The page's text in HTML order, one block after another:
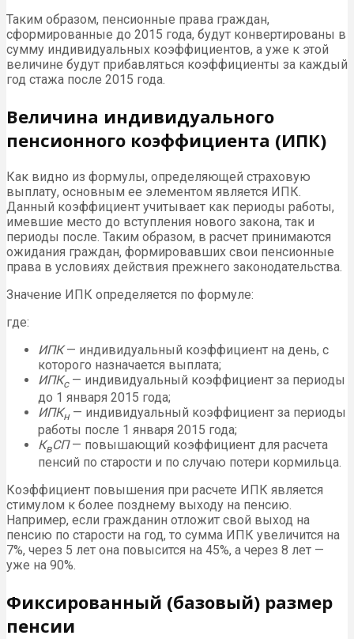
Таким образом, пенсионные права граждан,
сформированные до 2015 года, будут конвертированы в
сумму индивидуальных коэффициентов, а уже к этой
величине будут прибавляться коэффициенты за каждый
год стажа после 2015 года.
Величина индивидуального
пенсионного коэффициента (ИПК)
Как видно из формулы, определяющей страховую
выплату, основным ее элементом является ИПК.
Данный коэффициент учитывает как периоды работы,
имевшие место до вступления нового закона, так и
периоды после. Таким образом, в расчет принимаются
ожидания граждан, формировавших свои пенсионные
права в условиях действия прежнего законодательства.
Значение ИПК определяется по формуле:
где:
ИПК— индивидуальный коэффициент на день, с
которого назначается выплата;
ИПКс— индивидуальный коэффициент за периоды
до 1 января 2015 года;
ИПКн— индивидуальный коэффициент за периоды
работы после 1 января 2015 года;
КвСП— повышающий коэффициент для расчета
пенсий по старости и по случаю потери кормильца.
Коэффициент повышения при расчете ИПК является
стимулом к более позднему выходу на пенсию.
Например, если гражданин отложит свой выход на
пенсию по старости на год, то сумма ИПК увеличится на
7%, через 5 лет она повысится на 45%, а через 8 лет —
уже на 90%.
Фиксированный (базовый) размер
пенсии